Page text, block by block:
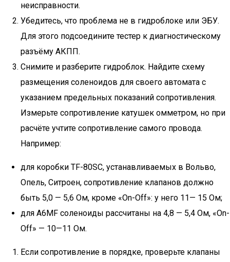
неисправности.
Убедитесь, что проблема не в гидроблоке или ЭБУ.
Для этого подсоедините тестер к диагностическому
разъёму АКПП.
Снимите и разберите гидроблок. Найдите схему
размещения соленоидов для своего автомата с
указанием предельных показаний сопротивления.
Измерьте сопротивление катушек омметром, но при
расчёте учтите сопротивление самого провода.
Например:
для коробки TF-80SC, устанавливаемых в Вольво,
Опель, Ситроен, сопротивление клапанов должно
быть 5,0 — 5,6 Ом, кроме «On-Off»: у него 11— 15 Ом;
для A6MF соленоиды рассчитаны на 4,8 — 5,4 Ом, «On-
Off» — 10—11 Ом.
Если сопротивление в порядке, проверьте клапаны